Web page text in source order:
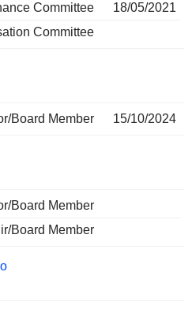
Committee
18/05/2021
Committee
Board Member 15/10/2024
Board Member
Board Member